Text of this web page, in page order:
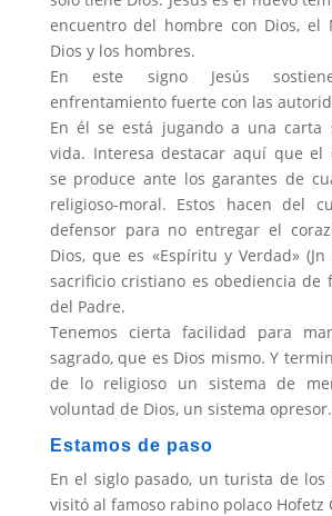
encuentro del hombre con Dios, el
Dios y los hombres.
En este signo Jesús
enfrentamiento fuerte con las
En él se está jugando a una carta
vida. Interesa destacar aquí que el
se produce ante los garantes de
religioso-moral. Estos hacen del
defensor pa­ra no entregar el
Dios, que es «Espíritu y Verdad»
sacrificio cristiano es obediencia de
del Padre.
Tenemos cierta facilidad para
sagrado, que es Dios mismo. Y
de lo religioso un siste­ma de
voluntad de Dios, un sistema opresor.
Estamos de paso
En el siglo pasado, un turista de los
visitó al famoso rabino polaco Hofetz